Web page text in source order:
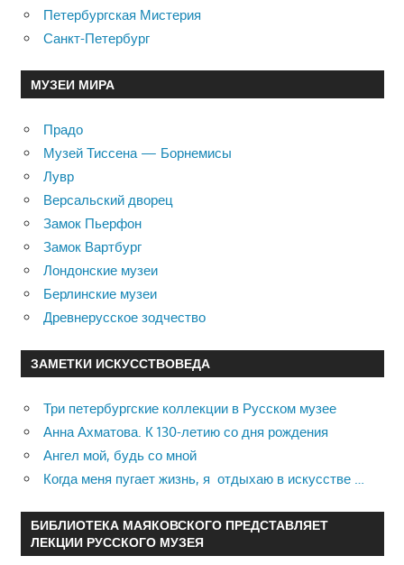
Петербургская Мистерия
Санкт-Петербург
МУЗЕИ МИРА
Прадо
Музей Тиссена — Борнемисы
Лувр
Версальский дворец
Замок Пьерфон
Замок Вартбург
Лондонские музеи
Берлинские музеи
Древнерусское зодчество
ЗАМЕТКИ ИСКУССТВОВЕДА
Три петербургские коллекции в Русском музее
Анна Ахматова. К 130-летию со дня рождения
Ангел мой, будь со мной
Когда меня пугает жизнь, я отдыхаю в искусстве …
БИБЛИОТЕКА МАЯКОВСКОГО ПРЕДСТАВЛЯЕТ
ЛЕКЦИИ РУССКОГО МУЗЕЯ